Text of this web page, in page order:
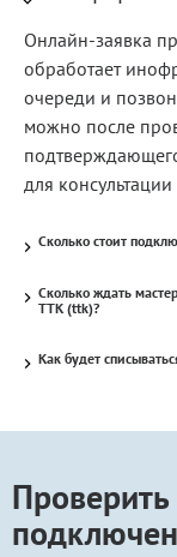
Онлайн-заявка
обработает
очереди и
можно после
для
Сколько стоит
Сколько ждать
ТТК (ttk)?
Как будет